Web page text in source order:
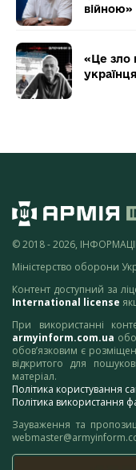
війною»
«Це зло
© 2018 - 2026,
Міністерство оборони
Контент доступний за
International license
При використанні
armyinform.com.ua
обов’язковим є
відкритого для
матеріал.
Політика користування
Політика використання
Зауваження та